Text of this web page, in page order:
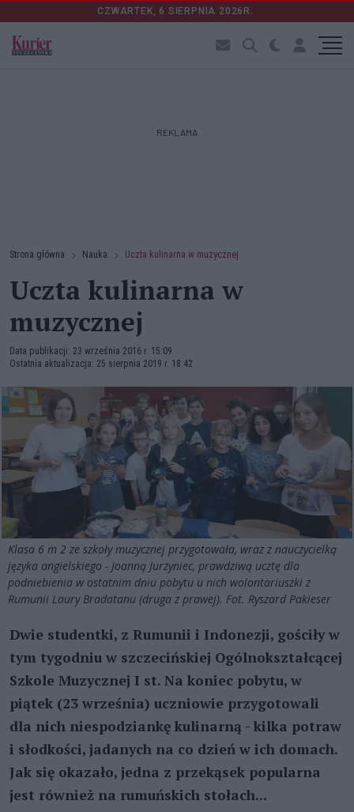
CZWARTEK, 6 SIERPNIA 2026R.
REKLAMA
Strona główna Nauka Uczta kulinarna w muzycznej
Uczta kulinarna w
muzycznej
Data publikacji: 23 września 2016 r. 15:09
Ostatnia aktualizacja: 25 sierpnia 2019 r. 18:42
Klasa 6 m 2 ze szkoły muzycznej przygotowała, wraz z nauczycielką
języka angielskiego - Joanną Jurzyniec, prawdziwą ucztę dla
podniebienia w ostatnim dniu pobytu u nich wolontariuszki z
Rumunii Laury Bradatanu (druga z prawej). Fot. Ryszard Pakieser
Dwie studentki, z Rumunii i Indonezji, gościły w
tym tygodniu w szczecińskiej Ogólnokształcącej
Szkole Muzycznej I st. Na koniec pobytu, w
piątek (23 września) uczniowie przygotowali
dla nich niespodziankę kulinarną - kilka potraw
i słodkości, jadanych na co dzień w ich domach.
Jak się okazało, jedna z przekąsek popularna
jest również na rumuńskich stołach...